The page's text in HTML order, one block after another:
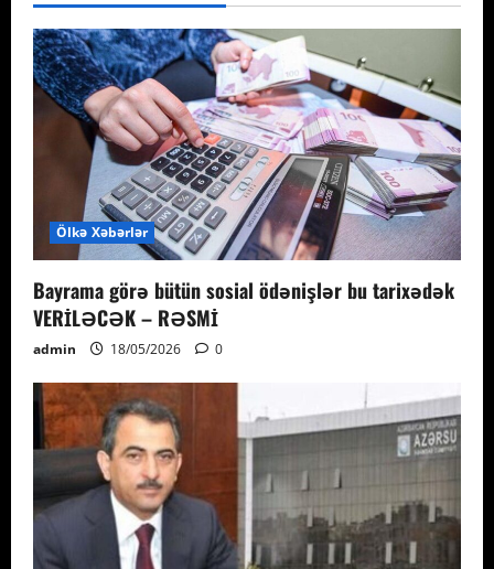
Ölkə Xəbərlər
Bayrama görə bütün sosial ödənişlər bu tarixədək
VERİLƏCƏK – RƏSMİ
admin 18/05/2026 0